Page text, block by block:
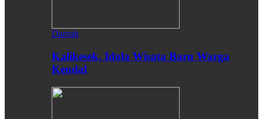
Daerah
Kalikesek, Idola Wisata Baru Warga
Kendal